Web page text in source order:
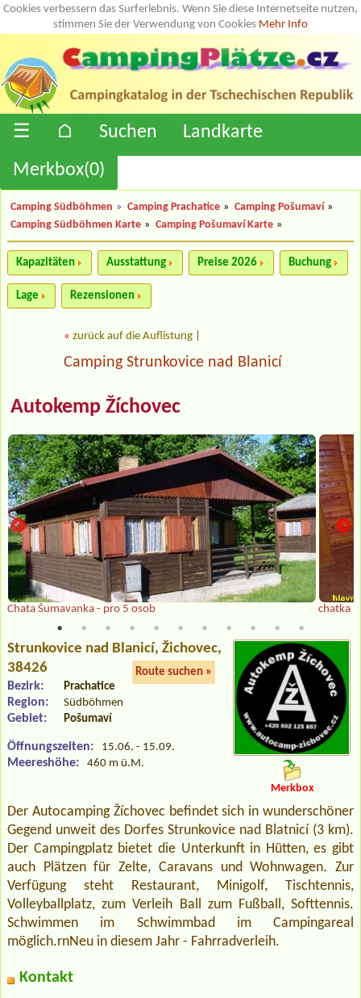
Cookies verbessern das Surferlebnis. Wenn Sie diese Internetseite nutzen,
stimmen Sie der Verwendung von Cookies Mehr Info
☰ ⌂ Suchen
Landkarte
Merkbox(0)
Camping Südböhmen » Camping Prachatice » Camping Pošumaví »
Camping Südböhmen Karte » Camping Pošumaví Karte »
Kapazitäten Ausstattung Preise 2026 Buchung
Lage Rezensionen
« zurück auf die Auflistung
Camping Strunkovice nad Blanicí
Autokemp Žíchovec
Chata Šumavanka - pro 5 osob chatka
Strunkovice nad Blanicí, Žichovec,
38426
Route suchen »
Bezirk: Prachatice
Region: Südböhmen
Gebiet: Pošumaví
Öffnungszeiten: 15.06. - 15.09.
Meereshöhe: 460 m ü.M.
Merkbox
Der Autocamping Žíchovec befindet sich in wunderschöner
Gegend unweit des Dorfes Strunkovice nad Blatnicí (3 km).
Der Campingplatz bietet die Unterkunft in Hütten, es gibt
auch Plätzen für Zelte, Caravans und Wohnwagen. Zur
Verfügung steht Restaurant, Minigolf, Tischtennis,
Volleyballplatz, zum Verleih Ball zum Fußball, Softtennis.
Schwimmen im Schwimmbad im Campingareal
möglich.rnNeu in diesem Jahr - Fahrradverleih.
Kontakt